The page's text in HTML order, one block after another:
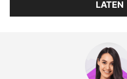
LATEN